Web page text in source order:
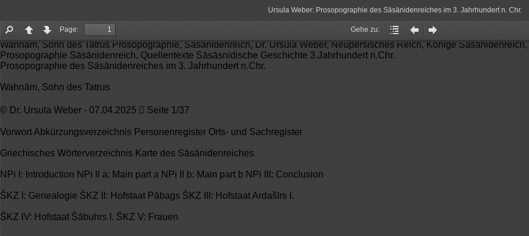
Ursula Weber: Prosopographie des Sāsānidenreiches im 3. Jahrhundert n. Chr.
Page
up
Page
down
Page:
Gehe zu:
Gehe
zu:
Vorheriger
Artikel
Nächster
Artikel
Wahnām, Sohn des Tatrus Prosopographie, Sāsānidenreich, Dr. Ursula Weber, Neupersisches Reich, Könige
Prosopographie Sāsānidenreich, Quellentexte Sāsāsnidische Geschichte 3.Jahrhundert n.Chr.
Prosopographie des Sāsānidenreiches im 3. Jahrhundert n.Chr.
Wahnām, Sohn des Tatrus
© Dr. Ursula Weber - 07.04.2025  Seite 1/37
Vorwort Abkürzungsverzeichnis Personenregister Orts- und Sachregister
Griechisches Wörterverzeichnis Karte des Sāsānidenreiches
NPi I: Introduction NPi II a: Main part a NPi II b: Main part b NPi III: Conclusion
ŠKZ I: Genealogie ŠKZ II: Hofstaat Pābags ŠKZ III: Hofstaat Ardašīrs I.
ŠKZ IV: Hofstaat Šābuhrs I. ŠKZ V: Frauen